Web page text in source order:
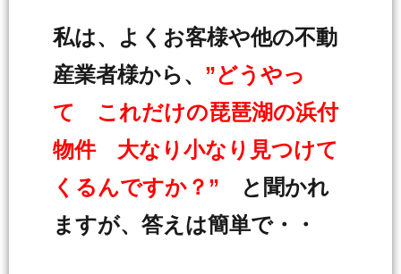
私は、よくお客様や他の不動
産業者様から、 ”どうやっ
て これだけの琵琶湖の浜付
物件 大なり小なり見つけて
くるんですか？” と聞かれ
ますが、答えは簡単で・・